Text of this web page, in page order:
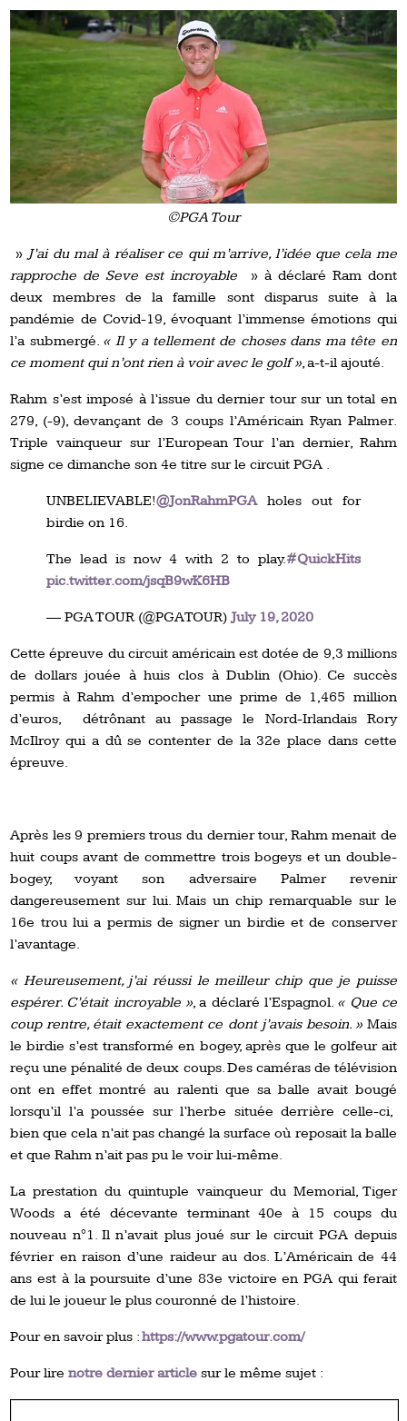
©PGA Tour
»J’ai du mal à réaliser ce qui m’arrive, l’idée que cela me
rapproche de Seve est incroyable » à déclaré Ram dont
deux membres de la famille sont disparus suite à la
pandémie de Covid-19, évoquant l’immense émotions qui
l’a submergé. « Il y a tellement de choses dans ma tête en
ce moment qui n’ont rien à voir avec le golf », a-t-il ajouté.
Rahm s’est imposé à l’issue du dernier tour sur un total en
279, (-9), devançant de 3 coups l’Américain Ryan Palmer.
Triple vainqueur sur l’European Tour l’an dernier, Rahm
signe ce dimanche son 4e titre sur le circuit PGA .
UNBELIEVABLE!@JonRahmPGAholes out for
birdie on 16.
The lead is now 4 with 2 to play.#QuickHits
pic.twitter.com/jsqB9wK6HB
— PGA TOUR (@PGATOUR)July 19, 2020
Cette épreuve du circuit américain est dotée de 9,3 millions
de dollars jouée à huis clos à Dublin (Ohio). Ce succès
permis à Rahm d’empocher une prime de 1,465 million
d’euros, détrônant au passage le Nord-Irlandais Rory
McIlroy qui a dû se contenter de la 32e place dans cette
épreuve.
Après les 9 premiers trous du dernier tour, Rahm menait de
huit coups avant de commettre trois bogeys et un double-
bogey, voyant son adversaire Palmer revenir
dangereusement sur lui. Mais un chip remarquable sur le
16e trou lui a permis de signer un birdie et de conserver
l’avantage.
« Heureusement, j’ai réussi le meilleur chip que je puisse
espérer. C’était incroyable », a déclaré l’Espagnol. « Que ce
coup rentre, était exactement ce dont j’avais besoin. »Mais
le birdie s’est transformé en bogey, après que le golfeur ait
reçu une pénalité de deux coups. Des caméras de télévision
ont en effet montré au ralenti que sa balle avait bougé
lorsqu’il l’a poussée sur l’herbe située derrière celle-ci,
bien que cela n’ait pas changé la surface où reposait la balle
et que Rahm n’ait pas pu le voir lui-même.
La prestation du quintuple vainqueur du Memorial, Tiger
Woods a été décevante terminant 40e à 15 coups du
nouveau n°1. Il n’avait plus joué sur le circuit PGA depuis
février en raison d’une raideur au dos. L’Américain de 44
ans est à la poursuite d’une 83e victoire en PGA qui ferait
de lui le joueur le plus couronné de l’histoire.
Pour en savoir plus :https://www.pgatour.com/
Pour lirenotre dernier article sur le même sujet :